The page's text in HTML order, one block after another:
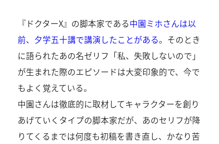
『ドクターX』の脚本家である中園ミホさんは以
前、夕学五十講で講演したことがある。そのとき
に語られたあの名ゼリフ「私、失敗しないので」
が生まれた際のエピソードは大変印象的で、今で
もよく覚えている。
中園さんは徹底的に取材してキャラクターを創り
あげていくタイプの脚本家だが、あのセリフが降
りてくるまでは何度も初稿を書き直し、かなり苦